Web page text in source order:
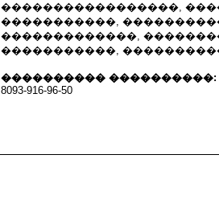
�����������������,
�����������,
�������������,
�����������,
���������� ����������:
8093-916-96-50